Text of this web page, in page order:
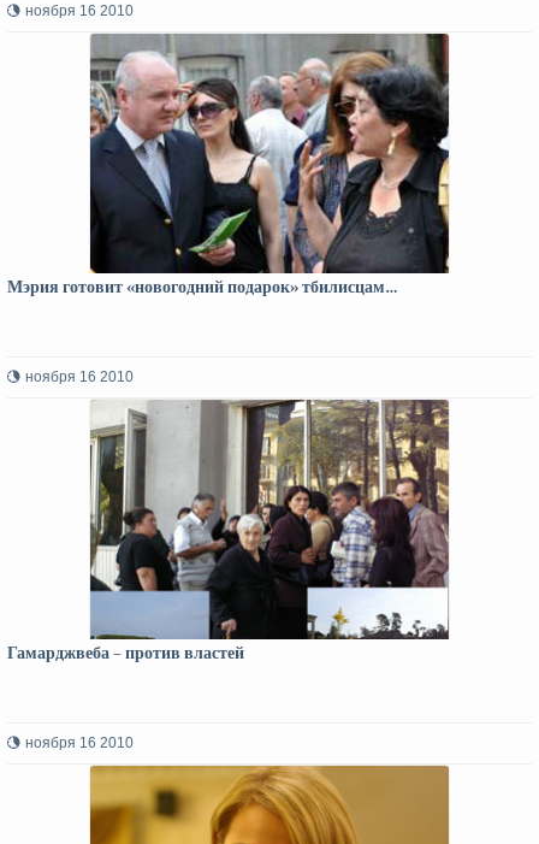
ноября 16 2010
Мэрия готовит «новогодний подарок» тбилисцам…
ноября 16 2010
Гамарджвеба – против властей
ноября 16 2010